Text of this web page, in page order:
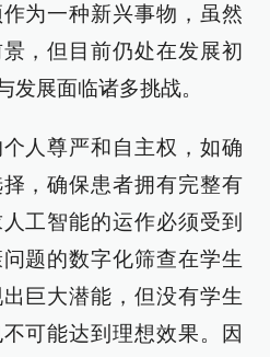
为一种新兴事物，虽然
，但目前仍处在发展初
发展面临诸多挑战。
人尊严和自主权，如确
，确保患者拥有完整有
工智能的运作必须受到
题的数字化筛查在学生
巨大潜能，但没有学生
可能达到理想效果。因